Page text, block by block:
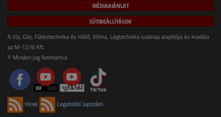
MÉDIAAJÁNLAT
SÜTIBEÁLLÍTÁSOK
A Víz, Gáz, Fűtéstechnika és Hűtő, Klíma, Légtechnika szaklap alapítója és kiadója
az M-12/B Kft.
© Minden jog fenntartva.
Hírek Legutóbbi lapszám